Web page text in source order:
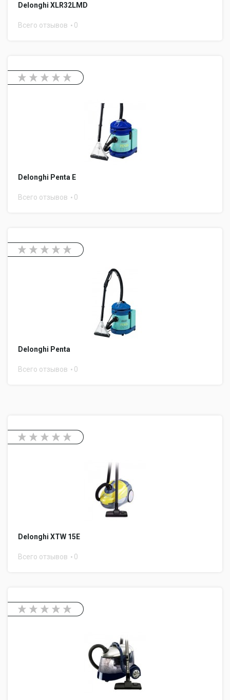
Delonghi XLR32LMD
Всего отзывов 0
Delonghi Penta E
Всего отзывов 0
Delonghi Penta
Всего отзывов 0
Delonghi XTW 15E
Всего отзывов 0